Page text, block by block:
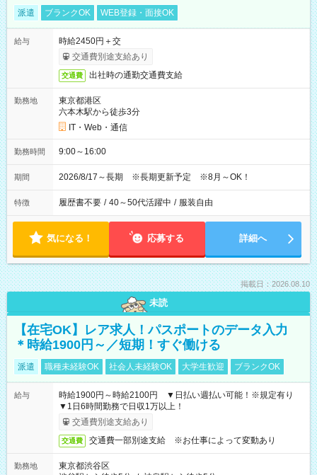
派遣 ブランクOK WEB登録・面接OK
給与
時給2450円＋交
交通費別途支給あり
交通費 出社時の通勤交通費支給
勤務地
東京都港区
六本木駅から徒歩3分
IT・Web・通信
勤務時間 9:00～16:00
期間 2026/8/17～長期 ※長期更新予定 ※8月～OK！
特徴 履歴書不要 / 40～50代活躍中 / 服装自由
気になる！ 応募する 詳細へ
掲載日：2026.08.10
未読
【在宅OK】レア求人！パスポートのデータ入力
＊時給1900円～／短期！すぐ働ける
派遣 職種未経験OK 社会人未経験OK 大学生歓迎 ブランクOK
給与
時給1900円～時給2100円 ▼日払い週払い可能！※規定有り
▼1日6時間勤務で日収1万以上！
交通費別途支給あり
交通費 交通費一部別途支給 ※お仕事によって変動あり
勤務地
東京都渋谷区